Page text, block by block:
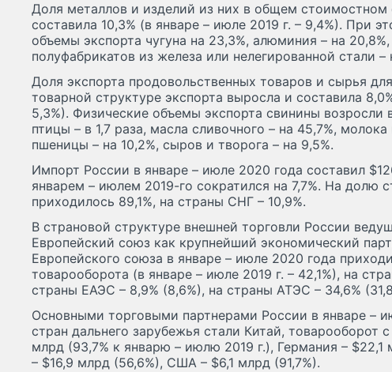
Доля металлов и изделий из них в общем стоимостном
составила 10,3% (в январе – июле 2019 г. – 9,4%). При
объемы экспорта чугуна на 23,3%, алюминия – на
полуфабрикатов из железа или нелегированной стали –
Доля экспорта продовольственных товаров и сырья
товарной структуре экспорта выросла и составила
5,3%). Физические объемы экспорта свинины
птицы – в 1,7 раза, масла сливочного – на 45,7%, молока
пшеницы – на 10,2%, сыров и творога – на 9,5%.
Импорт России в январе – июле 2020 года составил
январем – июлем 2019-го сократился на 7,7%. На долю
приходилось 89,1%, на страны СНГ – 10,9%.
В страновой структуре внешней торговли России
Европейский союз как крупнейший экономический
Европейского союза в январе – июле 2020 года
товарооборота (в январе – июле 2019 г. – 42,1%), на
страны ЕАЭС – 8,9% (8,6%), на страны АТЭС – 34,6%
Основными торговыми партнерами России в январе –
стран дальнего зарубежья стали Китай, товарооборот
млрд (93,7% к январю – июлю 2019 г.), Германия –
– $16,9 млрд (56,6%), США – $6,1 млрд (91,7%).